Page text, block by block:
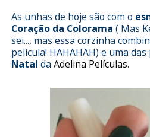
As unhas de hoje são com o
Coração da Colorama ( Mas
sei..., mas essa corzinha
película! HAHAHAH) e uma
Natal da Adelina Películas.